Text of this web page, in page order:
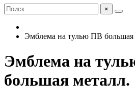
×
Эмблема на тулью ПВ большая
Эмблема на
большая металл.